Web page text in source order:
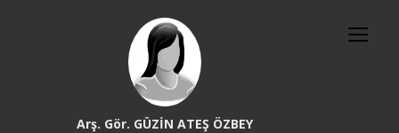
Arş. Gör. GÜZİN ATEŞ ÖZBEY